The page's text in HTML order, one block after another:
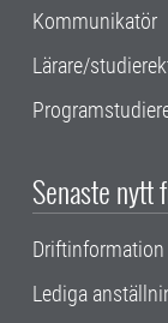
Kommunikatör
Lärare/
Senaste nytt
Driftinformation
Lediga